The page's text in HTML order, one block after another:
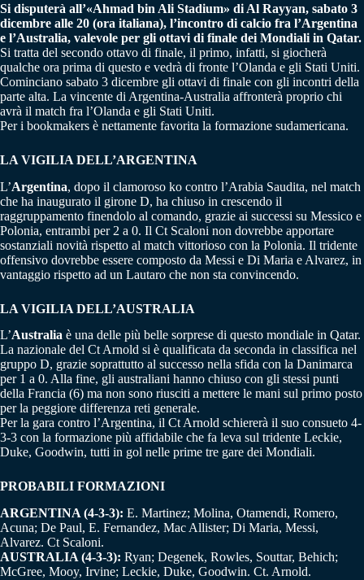
Si disputerà all’«Ahmad bin Ali Stadium» di Al Rayyan, sabato 3
dicembre alle 20 (ora italiana), l’incontro di calcio fra l’Argentina
e l’Australia, valevole per gli ottavi di finale dei Mondiali in Qatar.
Si tratta del secondo ottavo di finale, il primo, infatti, si giocherà
qualche ora prima di questo e vedrà di fronte l’Olanda e gli Stati Uniti.
Cominciano sabato 3 dicembre gli ottavi di finale con gli incontri della
parte alta. La vincente di Argentina-Australia affronterà proprio chi
avrà il match fra l’Olanda e gli Stati Uniti.
Per i bookmakers è nettamente favorita la formazione sudamericana.
LA VIGILIA DELL’ARGENTINA
L’Argentina, dopo il clamoroso ko contro l’Arabia Saudita, nel match
che ha inaugurato il girone D, ha chiuso in crescendo il
raggruppamento finendolo al comando, grazie ai successi su Messico e
Polonia, entrambi per 2 a 0. Il Ct Scaloni non dovrebbe apportare
sostanziali novità rispetto al match vittorioso con la Polonia. Il tridente
offensivo dovrebbe essere composto da Messi e Di Maria e Alvarez, in
vantaggio rispetto ad un Lautaro che non sta convincendo.
LA VIGILIA DELL’AUSTRALIA
L’Australia è una delle più belle sorprese di questo mondiale in Qatar.
La nazionale del Ct Arnold si è qualificata da seconda in classifica nel
gruppo D, grazie soprattutto al successo nella sfida con la Danimarca
per 1 a 0. Alla fine, gli australiani hanno chiuso con gli stessi punti
della Francia (6) ma non sono riusciti a mettere le mani sul primo posto
per la peggiore differenza reti generale.
Per la gara contro l’Argentina, il Ct Arnold schiererà il suo consueto 4-
3-3 con la formazione più affidabile che fa leva sul tridente Leckie,
Duke, Goodwin, tutti in gol nelle prime tre gare dei Mondiali.
PROBABILI FORMAZIONI
ARGENTINA (4-3-3): E. Martinez; Molina, Otamendi, Romero,
Acuna; De Paul, E. Fernandez, Mac Allister; Di Maria, Messi,
Alvarez. Ct Scaloni.
AUSTRALIA (4-3-3): Ryan; Degenek, Rowles, Souttar, Behich;
McGree, Mooy, Irvine; Leckie, Duke, Goodwin. Ct. Arnold.